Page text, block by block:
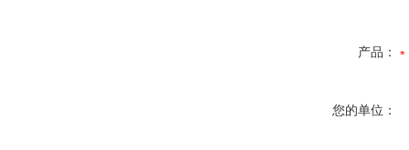
产品：
您的单位：